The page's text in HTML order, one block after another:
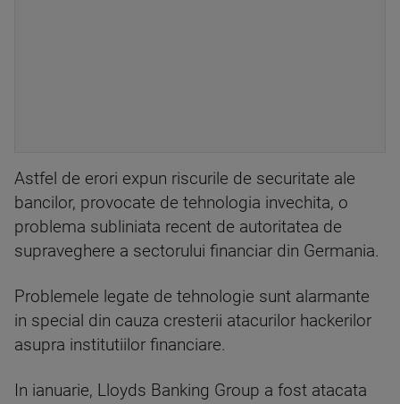
Astfel de erori expun riscurile de securitate ale
bancilor, provocate de tehnologia invechita, o
problema subliniata recent de autoritatea de
supraveghere a sectorului financiar din Germania.
Problemele legate de tehnologie sunt alarmante
in special din cauza cresterii atacurilor hackerilor
asupra institutiilor financiare.
In ianuarie, Lloyds Banking Group a fost atacata